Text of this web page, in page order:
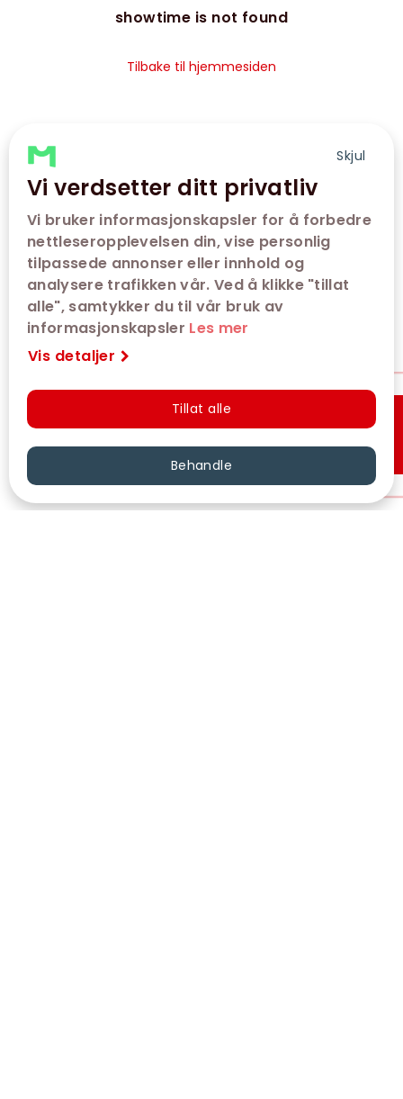
Skjul
Vi verdsetter ditt privatliv
Vi bruker informasjonskapsler for å forbedre
nettleseropplevelsen din, vise personlig
tilpassede annonser eller innhold og
analysere trafikken vår. Ved å klikke "tillat
alle", samtykker du til vår bruk av
informasjonskapsler Les mer
Vis detaljer
Tillat alle
Behandle
showtime is not found
Tilbake til hjemmesiden
Hurtigkjøp